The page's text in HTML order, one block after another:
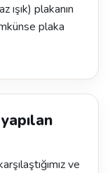
ışık) plakanın
plaka
ve